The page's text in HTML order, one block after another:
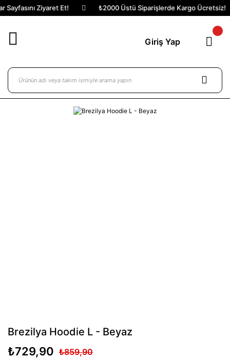
Ziyaret Et! ₺2000 Üstü Siparişlerde Kargo Ücretsiz!
Giriş Yap
Brezilya Hoodie L - Beyaz
₺729,90 ₺859,90